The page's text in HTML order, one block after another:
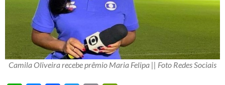
Camila Oliveira recebe prêmio Maria Felipa || Foto Redes Sociais